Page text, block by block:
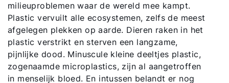
milieuproblemen waar de wereld mee kampt.
Plastic vervuilt alle ecosystemen, zelfs de meest
afgelegen plekken op aarde. Dieren raken in het
plastic verstrikt en sterven een langzame,
pijnlijke dood. Minuscule kleine deeltjes plastic,
zogenaamde microplastics, zijn al aangetroffen
in menselijk bloed. En intussen belandt er nog
Hallo!
Hoe kunnen wij u helpen?